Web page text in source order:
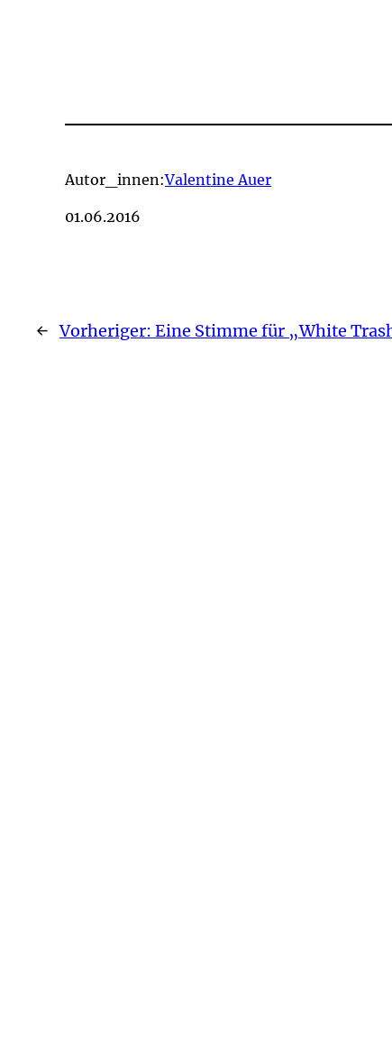
Autor_innen:Valentine Auer
01.06.2016
← Vorheriger: Eine Stimme für „White